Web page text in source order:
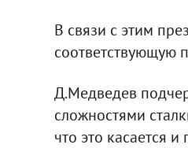
В связи с этим
соответствующую
Д.Медведев
сложностями
что это касается